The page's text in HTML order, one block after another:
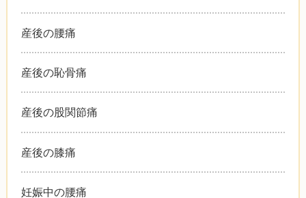
産後の腰痛
産後の恥骨痛
産後の股関節痛
産後の膝痛
妊娠中の腰痛